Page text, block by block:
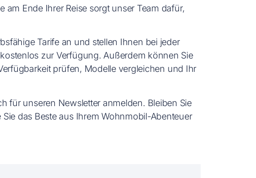
Ende Ihrer Reise sorgt unser Team dafür,
Tarife an und stellen Ihnen bei jeder
zur Verfügung. Außerdem können Sie
prüfen, Modelle vergleichen und Ihr
für unseren Newsletter anmelden. Bleiben Sie
das Beste aus Ihrem Wohnmobil-Abenteuer